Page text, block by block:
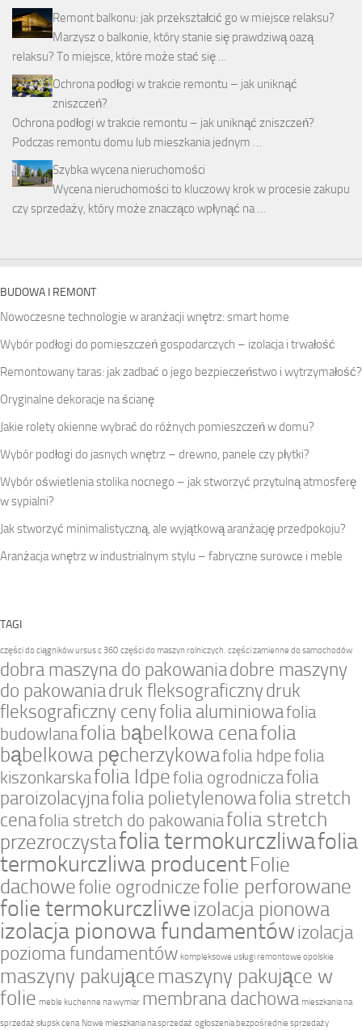
Remont balkonu: jak przekształcić go w miejsce relaksu?
Marzysz o balkonie, który stanie się prawdziwą oazą
relaksu? To miejsce, które może stać się …
Ochrona podłogi w trakcie remontu – jak uniknąć
zniszczeń?
Ochrona podłogi w trakcie remontu – jak uniknąć zniszczeń?
Podczas remontu domu lub mieszkania jednym …
Szybka wycena nieruchomości
Wycena nieruchomości to kluczowy krok w procesie zakupu
czy sprzedaży, który może znacząco wpłynąć na …
BUDOWA I REMONT
Nowoczesne technologie w aranżacji wnętrz: smart home
Wybór podłogi do pomieszczeń gospodarczych – izolacja i trwałość
Remontowany taras: jak zadbać o jego bezpieczeństwo i wytrzymałość?
Oryginalne dekoracje na ścianę
Jakie rolety okienne wybrać do różnych pomieszczeń w domu?
Wybór podłogi do jasnych wnętrz – drewno, panele czy płytki?
Wybór oświetlenia stolika nocnego – jak stworzyć przytulną atmosferę
w sypialni?
Jak stworzyć minimalistyczną, ale wyjątkową aranżację przedpokoju?
Aranżacja wnętrz w industrialnym stylu – fabryczne surowce i meble
TAGI
części do ciągników ursus c 360 części do maszyn rolniczych. części zamienne do samochodów
dobra maszyna do pakowaniadobre maszyny
do pakowaniadruk fleksograficznydruk
fleksograficzny cenyfolia aluminiowafolia
budowlanafolia bąbelkowa cenafolia
bąbelkowa pęcherzykowafolia hdpefolia
kiszonkarskafolia ldpefolia ogrodniczafolia
paroizolacyjnafolia polietylenowafolia stretch
cenafolia stretch do pakowaniafolia stretch
przezroczystafolia termokurczliwafolia
termokurczliwa producentFolie
dachowefolie ogrodniczefolie perforowane
folie termokurczliwe izolacja pionowa
izolacja pionowa fundamentówizolacja
pozioma fundamentów kompleksowe usługi remontowe opolskie
maszyny pakujące maszyny pakujące w
folie meble kuchenne na wymiar membrana dachowa mieszkania na
sprzedaż słupsk cena Nowe mieszkania na sprzedaż ogłoszenia bezpośrednie sprzedaży